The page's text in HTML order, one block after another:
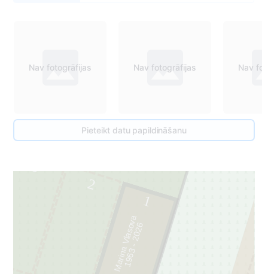
Nav fotogrāfijas Nav fotogrāfijas Nav
Pieteikt datu papildināšanu
3
1
2
Marina Vlasova
6